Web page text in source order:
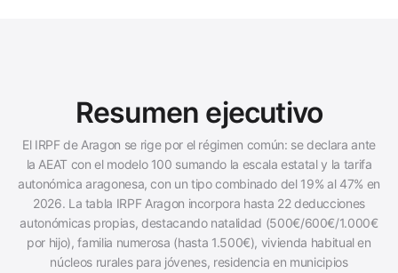
Resumen ejecutivo
El IRPF de Aragon se rige por el régimen común: se declara ante
la AEAT con el modelo 100 sumando la escala estatal y la tarifa
autonómica aragonesa, con un tipo combinado del 19% al 47% en
2026. La tabla IRPF Aragon incorpora hasta 22 deducciones
autonómicas propias, destacando natalidad (500€/600€/1.000€
por hijo), familia numerosa (hasta 1.500€), vivienda habitual en
núcleos rurales para jóvenes, residencia en municipios